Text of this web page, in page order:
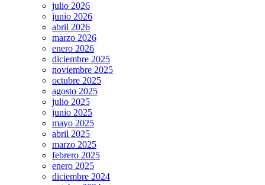
julio 2026
junio 2026
abril 2026
marzo 2026
enero 2026
diciembre 2025
noviembre 2025
octubre 2025
agosto 2025
julio 2025
junio 2025
mayo 2025
abril 2025
marzo 2025
febrero 2025
enero 2025
diciembre 2024